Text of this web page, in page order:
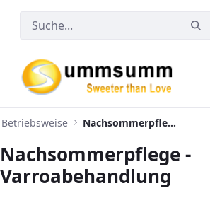
Zum Hauptinhalt springen
Betriebsweise Nachsommerpflege - Varroabehandlung
Nachsommerpflege -
Varroabehandlung